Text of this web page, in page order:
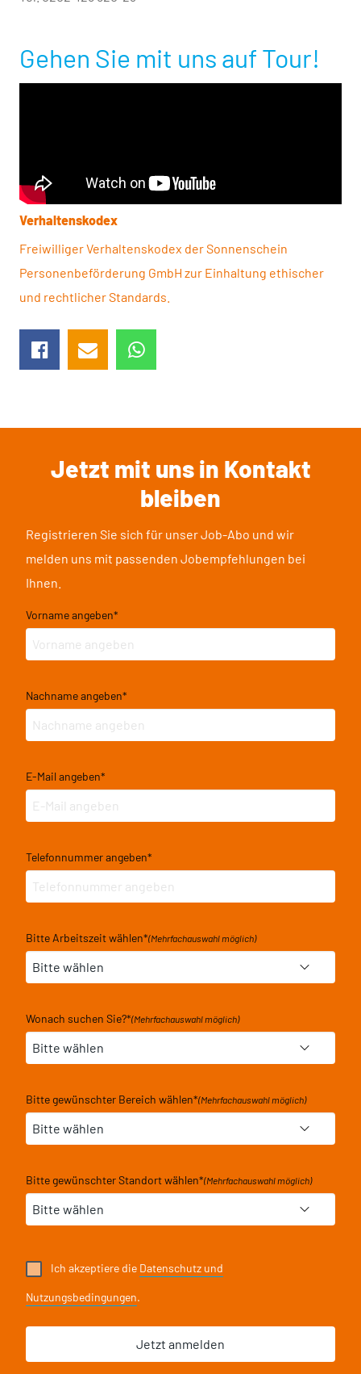
Gehen Sie mit uns auf Tour!
Verhaltenskodex
Freiwilliger Verhaltenskodex der Sonnen­schein
Personen­beförderung GmbH zur Einhaltung ethischer
und rechtlicher Standards.
Jetzt mit uns in Kontakt
bleiben
Registrieren Sie sich für unser Job-Abo und wir
melden uns mit passenden Jobempfehlungen bei
Ihnen.
Vorname angeben*
Nachname angeben*
E-Mail angeben*
Telefonnummer angeben*
Bitte Arbeitszeit wählen*(Mehrfachauswahl möglich)
Wonach suchen Sie?*(Mehrfachauswahl möglich)
Bitte gewünschter Bereich wählen*(Mehrfachauswahl möglich)
Bitte gewünschter Standort wählen*(Mehrfachauswahl möglich)
Ich akzeptiere die Datenschutz und
Nutzungsbedingungen.